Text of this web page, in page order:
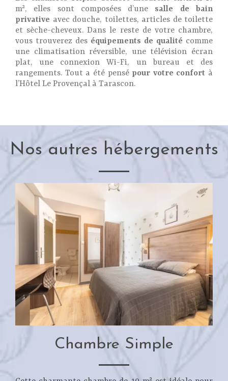
m², elles sont composées d’une salle de bain
privative avec douche, toilettes, articles de toilette
et sèche-cheveux. Dans le reste de votre chambre,
vous trouverez des équipements de qualité comme
une climatisation réversible, une télévision écran
plat, une connexion Wi-Fi, un bureau et des
rangements. Tout a été pensé pour votre confort à
l’Hôtel Le Provençal à Tarascon.
Nos autres hébergements
Chambre Simple